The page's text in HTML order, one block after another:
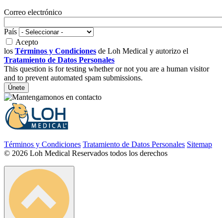
Correo electrónico
País
Acepto
los Términos y Condiciones de Loh Medical y autorizo el
Tratamiento de Datos Personales
This question is for testing whether or not you are a human visitor
and to prevent automated spam submissions.
Términos y Condiciones Tratamiento de Datos Personales Sitemap
© 2026 Loh Medical Reservados todos los derechos